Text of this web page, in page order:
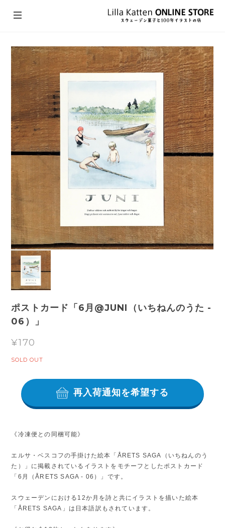
ポストカード「6月@JUNI（いちねんのうた -
06）」
¥170
SOLD OUT
再入荷通知を希望する
《冷凍便との同梱可能》
エルサ・ベスコフの手掛けた絵本「ÅRETS SAGA（いちねんのう
た）」に掲載されているイラストをモチーフとしたポストカード
「6月（ÅRETS SAGA - 06）」です。
スウェーデンにおける12か月を詩と共にイラストを描いた絵本
「ÅRETS SAGA」は日本語訳もされています。